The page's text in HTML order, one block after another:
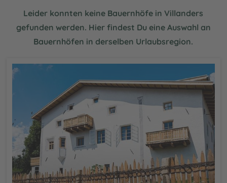
Leider konnten keine Bauernhöfe in Villanders
gefunden werden. Hier findest Du eine Auswahl an
Bauernhöfen in derselben Urlaubsregion.